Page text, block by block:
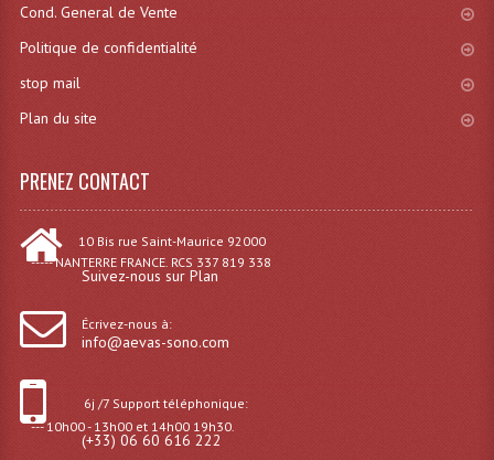
Angles Structure QUATRO290
Angles Trio Steel Acier
Cercle Monotube
Cercle Struct Triangulaire290
Cond. General de Vente
Politique de confidentialité
stop mail
Plan du site
PRENEZ CONTACT
10 Bis rue Saint-Maurice 92000
----- NANTERRE FRANCE. RCS 337 819 338
Suivez-nous sur Plan
Écrivez-nous à:
info@aevas-sono.com
6j /7 Support téléphonique:
--- 10h00 - 13h00 et 14h00 19h30.
(+33) 06 60 616 222